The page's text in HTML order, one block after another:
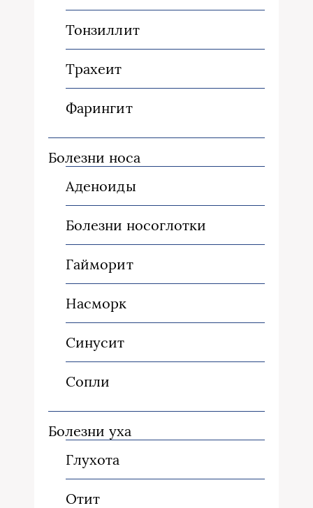
Тонзиллит
Трахеит
Фарингит
Болезни носа
Аденоиды
Болезни носоглотки
Гайморит
Насморк
Синусит
Сопли
Болезни уха
Глухота
Отит